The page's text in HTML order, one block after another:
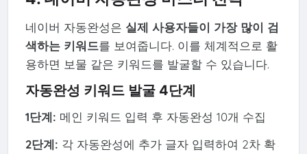
네이버 자동완성은 실제 사용자들이 가장 많이 검
색하는 키워드를 보여줍니다. 이를 체계적으로 활
용하면 보물 같은 키워드를 발굴할 수 있습니다.
자동완성 키워드 발굴 4단계
1단계: 메인 키워드 입력 후 자동완성 10개 수집
2단계: 각 자동완성에 추가 글자 입력하여 2차 확